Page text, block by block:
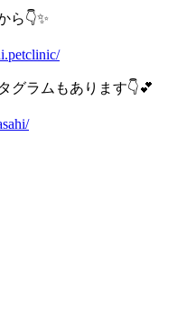
ら👇✨
グラムもあります👇💕